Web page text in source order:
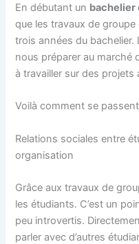
En débutant un bachelier
que les travaux de
trois années du
nous préparer au marché
à travailler sur des
Voilà comment se
Relations sociales entre
organisation
Grâce aux travaux de
les étudiants. C’est un
peu introvertis.
parler avec d’autres